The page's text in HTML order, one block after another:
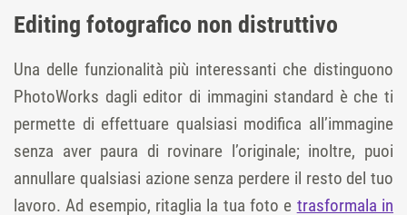
Editing fotografico non distruttivo
Una delle funzionalità più interessanti che distinguono
PhotoWorks dagli editor di immagini standard è che ti
permette di effettuare qualsiasi modifica all’immagine
senza aver paura di rovinare l’originale; inoltre, puoi
annullare qualsiasi azione senza perdere il resto del tuo
lavoro. Ad esempio, ritaglia la tua foto e trasformala in